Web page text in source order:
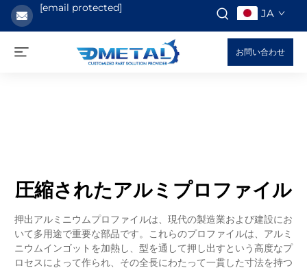
[email protected] JA
お問い合わせ
圧縮されたアルミプロファイル
押出アルミニウムプロファイルは、現代の製造業および建設にお
いて多用途で重要な部品です。これらのプロファイルは、アルミ
ニウムインゴットを加熱し、型を通して押し出すという高度なプ
ロセスによって作られ、その全長にわたって一貫した寸法を持つ